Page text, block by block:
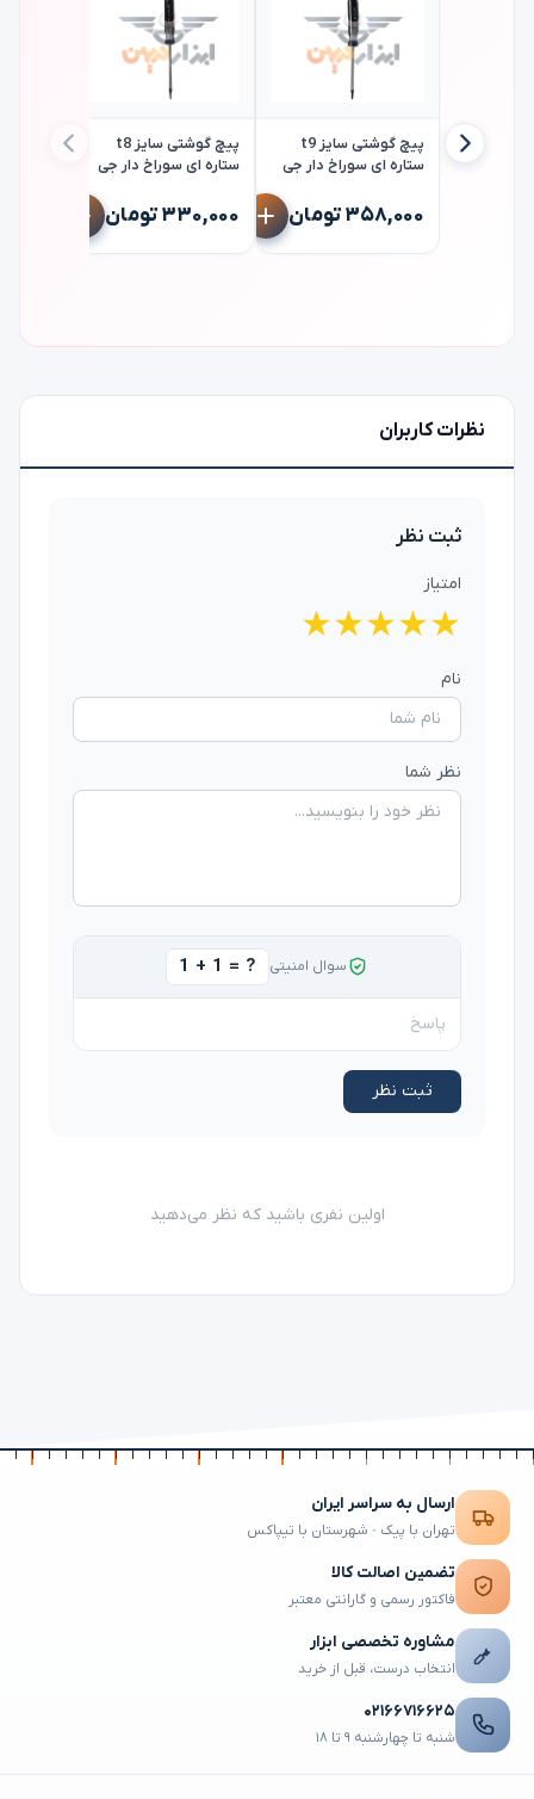
پیچ گوشتی سایز t9
ستاره ای سوراخ دار جی
۳۵۸,۰۰۰ تومان
پیچ گوشتی سایز t8
ستاره ای سوراخ دار جی
۳۳۰,۰۰۰ تومان
نظرات کاربران
ثبت نظر
امتیاز
★
★
★
★
★
نام
نظر شما
سوال امنیتی 1 + 1 = ?
ثبت نظر
اولین نفری باشید که نظر می‌دهید
ارسال به سراسر ایران
تهران با پیک · شهرستان با تیپاکس
تضمین اصالت کالا
فاکتور رسمی و گارانتی معتبر
مشاوره تخصصی ابزار
انتخاب درست، قبل از خرید
۰۲۱۶۶۷۱۶۶۲۵
شنبه تا چهارشنبه ۹ تا ۱۸